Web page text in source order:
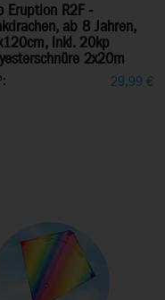
Eruption R2F -
ab 8 Jahren,
inkl. 20kp
2x20m
29,99 €